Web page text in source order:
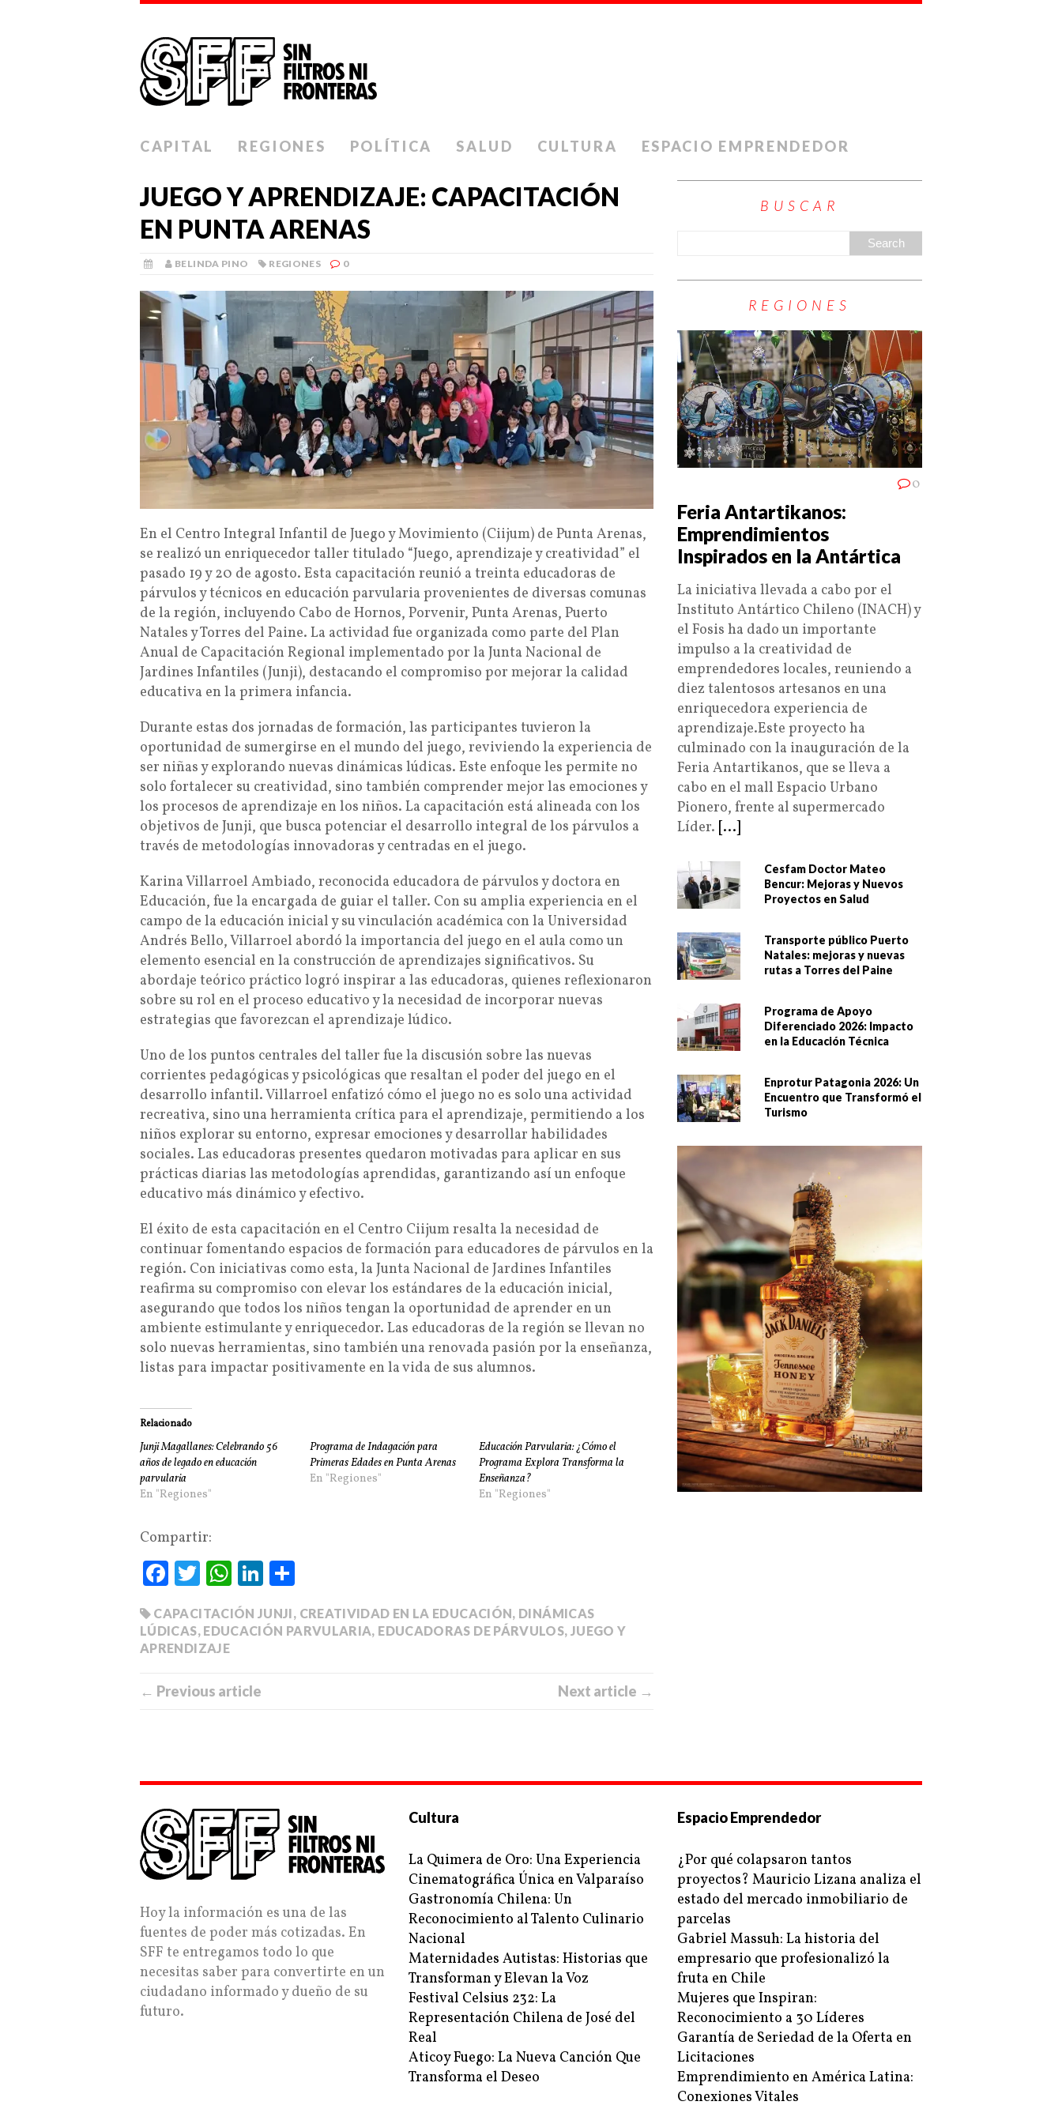
CAPITAL REGIONES POLÍTICA SALUD CULTURA ESPACIO EMPRENDEDOR
JUEGO Y APRENDIZAJE: CAPACITACIÓN
EN PUNTA ARENAS
BELINDA PINO REGIONES 0
En el Centro Integral Infantil de Juego y Movimiento (Ciijum) de Punta Arenas,
se realizó un enriquecedor taller titulado “Juego, aprendizaje y creatividad” el
pasado 19 y 20 de agosto. Esta capacitación reunió a treinta educadoras de
párvulos y técnicos en educación parvularia provenientes de diversas comunas
de la región, incluyendo Cabo de Hornos, Porvenir, Punta Arenas, Puerto
Natales y Torres del Paine. La actividad fue organizada como parte del Plan
Anual de Capacitación Regional implementado por la Junta Nacional de
Jardines Infantiles (Junji), destacando el compromiso por mejorar la calidad
educativa en la primera infancia.
Durante estas dos jornadas de formación, las participantes tuvieron la
oportunidad de sumergirse en el mundo del juego, reviviendo la experiencia de
ser niñas y explorando nuevas dinámicas lúdicas. Este enfoque les permite no
solo fortalecer su creatividad, sino también comprender mejor las emociones y
los procesos de aprendizaje en los niños. La capacitación está alineada con los
objetivos de Junji, que busca potenciar el desarrollo integral de los párvulos a
través de metodologías innovadoras y centradas en el juego.
Karina Villarroel Ambiado, reconocida educadora de párvulos y doctora en
Educación, fue la encargada de guiar el taller. Con su amplia experiencia en el
campo de la educación inicial y su vinculación académica con la Universidad
Andrés Bello, Villarroel abordó la importancia del juego en el aula como un
elemento esencial en la construcción de aprendizajes significativos. Su
abordaje teórico práctico logró inspirar a las educadoras, quienes reflexionaron
sobre su rol en el proceso educativo y la necesidad de incorporar nuevas
estrategias que favorezcan el aprendizaje lúdico.
Uno de los puntos centrales del taller fue la discusión sobre las nuevas
corrientes pedagógicas y psicológicas que resaltan el poder del juego en el
desarrollo infantil. Villarroel enfatizó cómo el juego no es solo una actividad
recreativa, sino una herramienta crítica para el aprendizaje, permitiendo a los
niños explorar su entorno, expresar emociones y desarrollar habilidades
sociales. Las educadoras presentes quedaron motivadas para aplicar en sus
prácticas diarias las metodologías aprendidas, garantizando así un enfoque
educativo más dinámico y efectivo.
El éxito de esta capacitación en el Centro Ciijum resalta la necesidad de
continuar fomentando espacios de formación para educadores de párvulos en la
región. Con iniciativas como esta, la Junta Nacional de Jardines Infantiles
reafirma su compromiso con elevar los estándares de la educación inicial,
asegurando que todos los niños tengan la oportunidad de aprender en un
ambiente estimulante y enriquecedor. Las educadoras de la región se llevan no
solo nuevas herramientas, sino también una renovada pasión por la enseñanza,
listas para impactar positivamente en la vida de sus alumnos.
Relacionado
Junji Magallanes: Celebrando 56
años de legado en educación
parvularia
En "Regiones"
Programa de Indagación para
Primeras Edades en Punta Arenas
En "Regiones"
Educación Parvularia: ¿Cómo el
Programa Explora Transforma la
Enseñanza?
En "Regiones"
Compartir:
Fa
bo
ok
T
tte
r
W
ha
ts
Li
ed m
CAPACITACIÓN JUNJI, CREATIVIDAD EN LA EDUCACIÓN, DINÁMICAS
LÚDICAS, EDUCACIÓN PARVULARIA, EDUCADORAS DE PÁRVULOS, JUEGO Y
APRENDIZAJE
← Previous article Next article →
BUSCAR
REGIONES
0
Feria Antartikanos:
Emprendimientos
Inspirados en la Antártica
La iniciativa llevada a cabo por el
Instituto Antártico Chileno (INACH) y
el Fosis ha dado un importante
impulso a la creatividad de
emprendedores locales, reuniendo a
diez talentosos artesanos en una
enriquecedora experiencia de
aprendizaje.Este proyecto ha
culminado con la inauguración de la
Feria Antartikanos, que se lleva a
cabo en el mall Espacio Urbano
Pionero, frente al supermercado
Líder. [...]
Cesfam Doctor Mateo
Bencur: Mejoras y Nuevos
Proyectos en Salud
Transporte público Puerto
Natales: mejoras y nuevas
rutas a Torres del Paine
Programa de Apoyo
Diferenciado 2026: Impacto
en la Educación Técnica
Enprotur Patagonia 2026: Un
Encuentro que Transformó el
Turismo
Hoy la información es una de las
fuentes de poder más cotizadas. En
SFF te entregamos todo lo que
necesitas saber para convertirte en un
ciudadano informado y dueño de su
futuro.
Cultura
La Quimera de Oro: Una Experiencia
Cinematográfica Única en Valparaíso
Gastronomía Chilena: Un
Reconocimiento al Talento Culinario
Nacional
Maternidades Autistas: Historias que
Transforman y Elevan la Voz
Festival Celsius 232: La
Representación Chilena de José del
Real
Aticoy Fuego: La Nueva Canción Que
Transforma el Deseo
Espacio Emprendedor
¿Por qué colapsaron tantos
proyectos? Mauricio Lizana analiza el
estado del mercado inmobiliario de
parcelas
Gabriel Massuh: La historia del
empresario que profesionalizó la
fruta en Chile
Mujeres que Inspiran:
Reconocimiento a 30 Líderes
Garantía de Seriedad de la Oferta en
Licitaciones
Emprendimiento en América Latina:
Conexiones Vitales